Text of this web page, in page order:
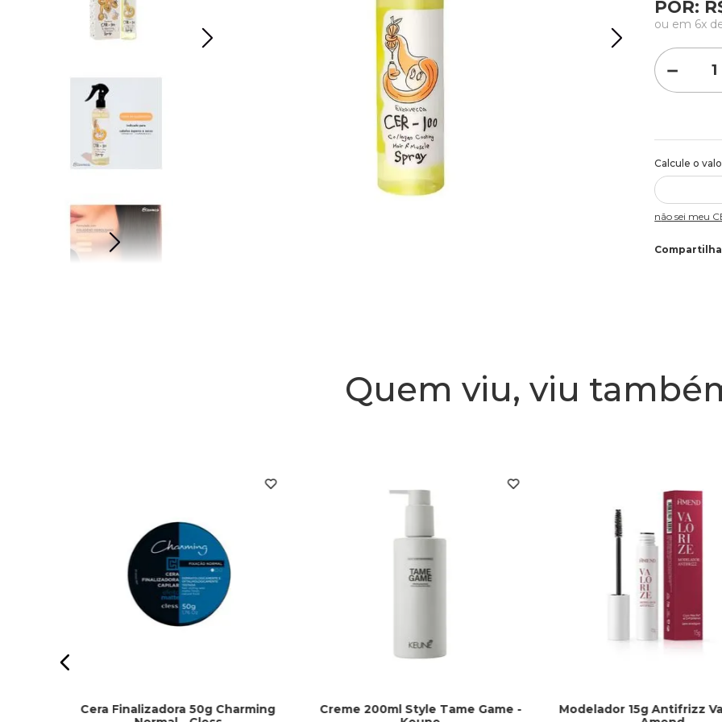
POR:
ou em 6x
－
Não sei meu
Quem viu, viu
Cera Finalizadora 50g Charming
Creme 200ml Style Tame Game -
Modelador 15g Antifrizz